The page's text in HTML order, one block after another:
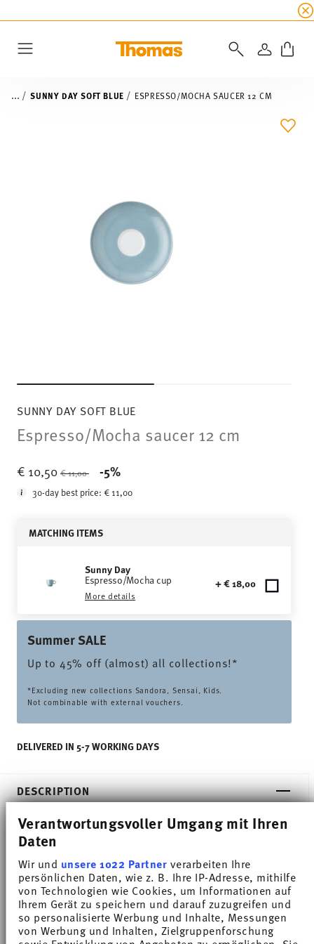
Verantwortungsvoller Umgang mit Ihren
Daten
Wir und unsere 1022 Partnerverarbeiten Ihre
persönlichen Daten, wie z. B. Ihre IP-Adresse, mithilfe
von Technologien wie Cookies, um Informationen auf
Ihrem Gerät zu speichern und darauf zuzugreifen und
so personalisierte Werbung und Inhalte, Messungen
von Werbung und Inhalten, Zielgruppenforschung
☀️ Up to 45% discount on all
LOGIN
... SUNNY DAY SOFT BLUE ESPRESSO/MOCHA SAUCER 12 CM
SUNNY DAY SOFT BLUE
Espresso/Mocha saucer 12 cm
€ 10,50 Price reduced from
€ 11,00 -5%
30-day best price:€ 11,00
MATCHING ITEMS
Sunny Day
Espresso/Mocha cup
More details
+ € 18,00
Summer SALE
Up to 45% off (almost) all collections!*
*Excluding new collections Sandora, Sensai, Kids.
Not combinable with external vouchers.
DELIVERED IN 5-7 WORKING DAYS
ADD
DESCRIPTION
Thomas Sunny Day Soft Blue Espresso cup - Round
- Ø 11,9 cm - h 1,6 cm, Porcelain
The extensive colour palette with the great variety
of combinations make Sunny Day so special,